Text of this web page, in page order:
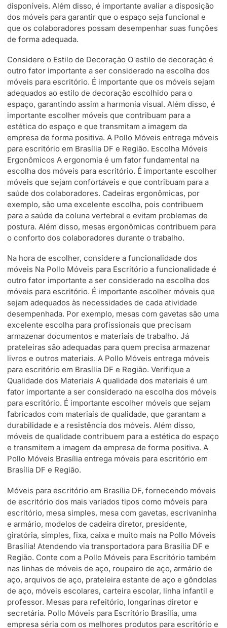
disponíveis. Além disso, é importante avaliar a disposição
dos móveis para garantir que o espaço seja funcional e
que os colaboradores possam desempenhar suas funções
de forma adequada.
Considere o Estilo de Decoração O estilo de decoração é
outro fator importante a ser considerado na escolha dos
móveis para escritório. É importante que os móveis sejam
adequados ao estilo de decoração escolhido para o
espaço, garantindo assim a harmonia visual. Além disso, é
importante escolher móveis que contribuam para a
estética do espaço e que transmitam a imagem da
empresa de forma positiva. A Pollo Móveis entrega móveis
para escritório em Brasília DF e Região. Escolha Móveis
Ergonômicos A ergonomia é um fator fundamental na
escolha dos móveis para escritório. É importante escolher
móveis que sejam confortáveis e que contribuam para a
saúde dos colaboradores. Cadeiras ergonômicas, por
exemplo, são uma excelente escolha, pois contribuem
para a saúde da coluna vertebral e evitam problemas de
postura. Além disso, mesas ergonômicas contribuem para
o conforto dos colaboradores durante o trabalho.
Na hora de escolher, considere a funcionalidade dos
móveis Na Pollo Móveis para Escritório a funcionalidade é
outro fator importante a ser considerado na escolha dos
móveis para escritório. É importante escolher móveis que
sejam adequados às necessidades de cada atividade
desempenhada. Por exemplo, mesas com gavetas são uma
excelente escolha para profissionais que precisam
armazenar documentos e materiais de trabalho. Já
prateleiras são adequadas para quem precisa armazenar
livros e outros materiais. A Pollo Móveis entrega móveis
para escritório em Brasília DF e Região. Verifique a
Qualidade dos Materiais A qualidade dos materiais é um
fator importante a ser considerado na escolha dos móveis
para escritório. É importante escolher móveis que sejam
fabricados com materiais de qualidade, que garantam a
durabilidade e a resistência dos móveis. Além disso,
móveis de qualidade contribuem para a estética do espaço
e transmitem a imagem da empresa de forma positiva. A
Pollo Móveis Brasília entrega móveis para escritório em
Brasília DF e Região.
Móveis para escritório em Brasília DF, fornecendo móveis
de escritório dos mais variados tipos como móveis para
escritório, mesa simples, mesa com gavetas, escrivaninha
e armário, modelos de cadeira diretor, presidente,
giratória, simples, fixa, caixa e muito mais na Pollo Móveis
Brasília! Atendendo via transportadora para Brasília DF e
Região. Conte com a Pollo Móveis para Escritório também
nas linhas de móveis de aço, roupeiro de aço, armário de
aço, arquivos de aço, prateleira estante de aço e gôndolas
de aço, móveis escolares, carteira escolar, linha infantil e
professor. Mesas para refeitório, longarinas diretor e
secretária. Pollo Móveis para Escritório Brasília, uma
empresa séria com os melhores produtos para escritório e